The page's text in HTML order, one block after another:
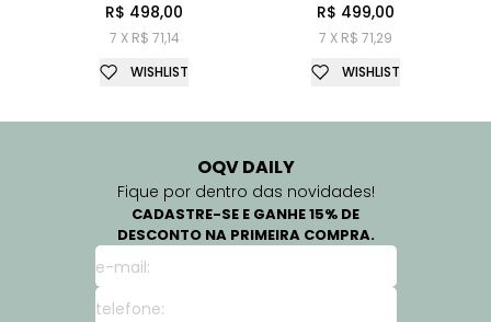
R$ 498,00
7 X R$ 71,14
WISHLIST
R$ 499,00
7 X R$ 71,29
WISHLIST
OQV DAILY
Fique por dentro das novidades!
CADASTRE-SE E GANHE 15% DE
DESCONTO NA PRIMEIRA COMPRA.